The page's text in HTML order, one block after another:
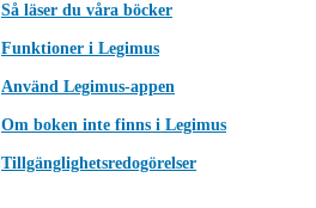
Så läser du våra böcker
Funktioner i Legimus
Använd Legimus-appen
Om boken inte finns i Legimus
Tillgänglighetsredogörelser